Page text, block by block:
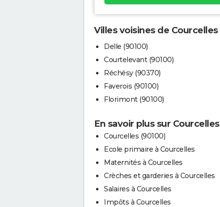
Villes voisines de Courcelles
Delle (90100)
Courtelevant (90100)
Réchésy (90370)
Faverois (90100)
Florimont (90100)
En savoir plus sur Courcelles
Courcelles (90100)
Ecole primaire à Courcelles
Maternités à Courcelles
Crèches et garderies à Courcelles
Salaires à Courcelles
Impôts à Courcelles